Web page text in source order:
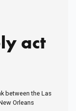
act
between the Las
Orleans